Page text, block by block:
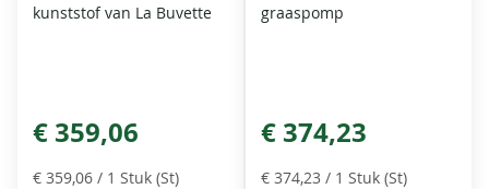
kunststof van La Buvette
€ 359,06
€ 359,06 / 1 Stuk (St)
graaspomp
€ 374,23
€ 374,23 / 1 Stuk (St)